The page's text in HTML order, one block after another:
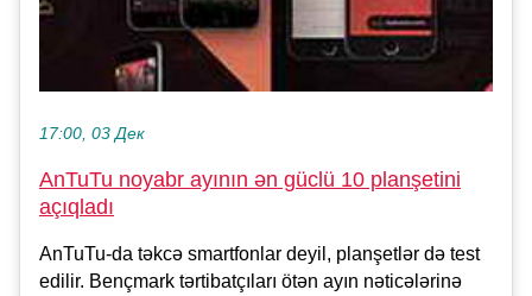
17:00, 03 Дек
AnTuTu noyabr ayının ən güclü 10 planşetini
açıqladı
AnTuTu-da təkcə smartfonlar deyil, planşetlər də test
edilir. Bençmark tərtibatçıları ötən ayın nəticələrinə